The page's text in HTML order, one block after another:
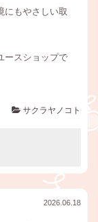
にもやさしい取
ースショップで
サクラヤノコト
2026.06.18